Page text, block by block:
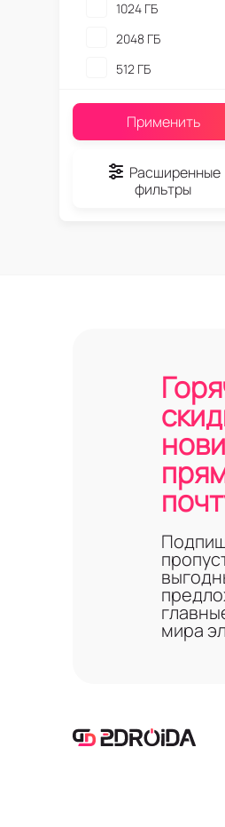
1024 ГБ
2048 ГБ
512 ГБ
Применить
Расширенные
фильтры
мира